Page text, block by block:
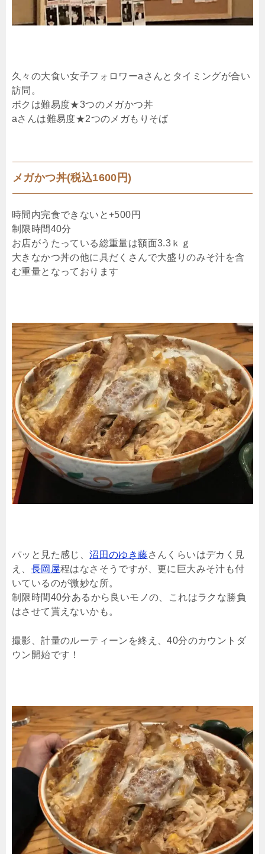
久々の大食い女子フォロワーaさんとタイミングが合い
訪問。
ボクは難易度★3つのメガかつ丼
aさんは難易度★2つのメガもりそば
メガかつ丼(税込1600円)
時間内完食できないと+500円
制限時間40分
お店がうたっている総重量は額面3.3ｋｇ
大きなかつ丼の他に具だくさんで大盛りのみそ汁を含
む重量となっております
パッと見た感じ、沼田のゆき藤さんくらいはデカく見
え、 長岡屋程はなさそうですが、更に巨大みそ汁も付
いているのが微妙な所。
制限時間40分あるから良いモノの、これはラクな勝負
はさせて貰えないかも。
撮影、計量のルーティーンを終え、40分のカウントダ
ウン開始です！